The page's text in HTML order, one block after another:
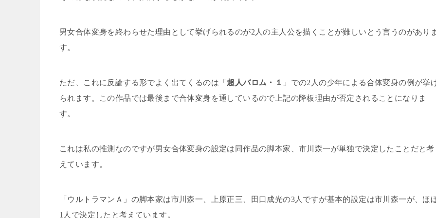
男女合体変身を終わらせた理由として挙げられるのが2 人の主人公を描くことが難しいとう言うのがありま
す。
ただ、これに反論する形でよく出てくるのは「 超人バロム・１ 」での2 人の少年による合体変身の例が挙
られます。この作品では最後まで合体変身を通しているので上記の降板理由が否定されることになりま
す。
これは私の推測なのですが男女合体変身の設定は同作品の脚本家、市川森一が単独で決定したことだと考
えています。
「ウルトラマンＡ」の脚本家は市川森一、上原正三、田口成光の3 人ですが基本的設定は市川森一が、ほ
1 人で決定したと考えています。